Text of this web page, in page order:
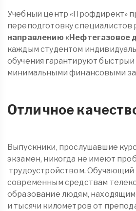
Учебный центр «Профдирект»
переподготовку специалистов
направлению «Нефтегазовое
каждым студентом
обучения гарантируют быстрый
минимальными финансовыми
Отличное
Выпускники, прослушавшие
экзамен, никогда не имеют
трудоустройством. Обучающий
современным средствам
образование людям,
и тысячи километров от